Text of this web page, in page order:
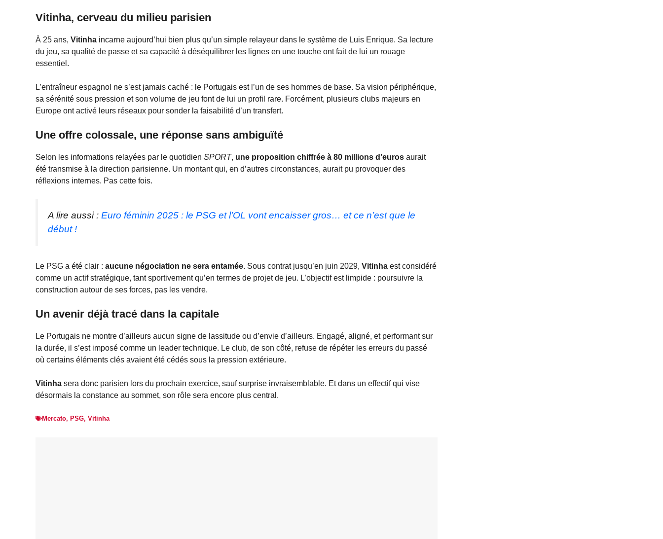
Vitinha, cerveau du milieu parisien
À 25 ans, Vitinha incarne aujourd’hui bien plus qu’un simple relayeur dans le système de Luis Enrique. Sa lecture
du jeu, sa qualité de passe et sa capacité à déséquilibrer les lignes en une touche ont fait de lui un rouage
essentiel.
L’entraîneur espagnol ne s’est jamais caché : le Portugais est l’un de ses hommes de base. Sa vision périphérique,
sa sérénité sous pression et son volume de jeu font de lui un profil rare. Forcément, plusieurs clubs majeurs en
Europe ont activé leurs réseaux pour sonder la faisabilité d’un transfert.
Une offre colossale, une réponse sans ambiguïté
Selon les informations relayées par le quotidien SPORT, une proposition chiffrée à 80 millions d’euros aurait
été transmise à la direction parisienne. Un montant qui, en d’autres circonstances, aurait pu provoquer des
réflexions internes. Pas cette fois.
A lire aussi : Euro féminin 2025 : le PSG et l’OL vont encaisser gros… et ce n’est que le
début !
Le PSG a été clair : aucune négociation ne sera entamée. Sous contrat jusqu’en juin 2029, Vitinha est considéré
comme un actif stratégique, tant sportivement qu’en termes de projet de jeu. L’objectif est limpide : poursuivre la
construction autour de ses forces, pas les vendre.
Un avenir déjà tracé dans la capitale
Le Portugais ne montre d’ailleurs aucun signe de lassitude ou d’envie d’ailleurs. Engagé, aligné, et performant sur
la durée, il s’est imposé comme un leader technique. Le club, de son côté, refuse de répéter les erreurs du passé
où certains éléments clés avaient été cédés sous la pression extérieure.
Vitinha sera donc parisien lors du prochain exercice, sauf surprise invraisemblable. Et dans un effectif qui vise
désormais la constance au sommet, son rôle sera encore plus central.
Mercato, PSG, Vitinha